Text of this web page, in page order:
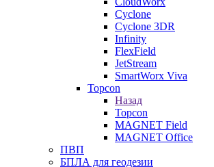
Cyclone
Cyclone 3DR
Infinity
FlexField
JetStream
SmartWorx Viva
Topcon
Назад
Topcon
MAGNET Field
MAGNET Office
ПВП
БПЛА для геодезии